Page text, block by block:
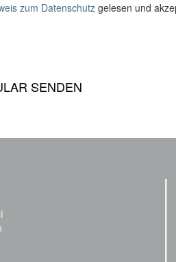
zum Datenschutzgelesen und